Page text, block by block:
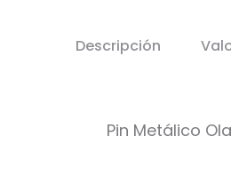
Descripción
Pin Metálico